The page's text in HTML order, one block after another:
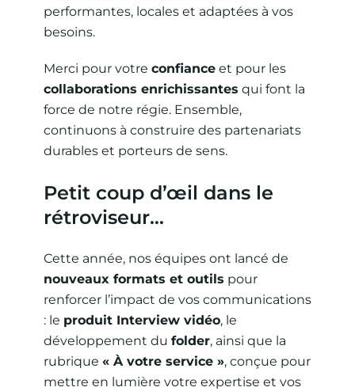
performantes, locales et adaptées à vos
besoins.
Merci pour votre confiance et pour les
collaborations enrichissantes qui font la
force de notre régie. Ensemble,
continuons à construire des partenariats
durables et porteurs de sens.
Petit coup d’œil dans le
rétroviseur…
Cette année, nos équipes ont lancé de
nouveaux formats et outils pour
renforcer l’impact de vos communications
: le produit Interview vidéo, le
développement du folder, ainsi que la
rubrique « À votre service », conçue pour
mettre en lumière votre expertise et vos